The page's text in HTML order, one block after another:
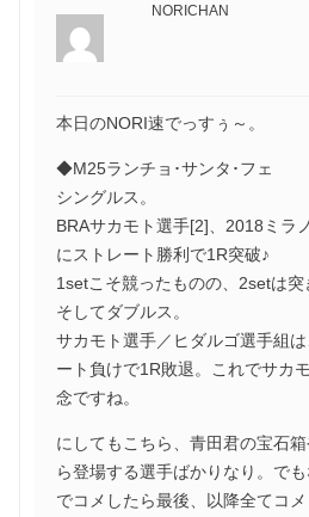
NORICHAN
本日のNORI速でっすぅ～。
◆M25ランチョ･サンタ･フェ
シングルス。
BRAサカモト選手[2]、2018ミラ
にストレート勝利で1R突破♪
1setこそ競ったものの、2setは突
そしてダブルス。
サカモト選手／ヒダルゴ選手組
ート負けで1R敗退。これでサカ
念ですね。
にしてもこちら、青田君の宝石
ら登場する選手ばかりなり。で
でコメしたら最後、以降全てコ